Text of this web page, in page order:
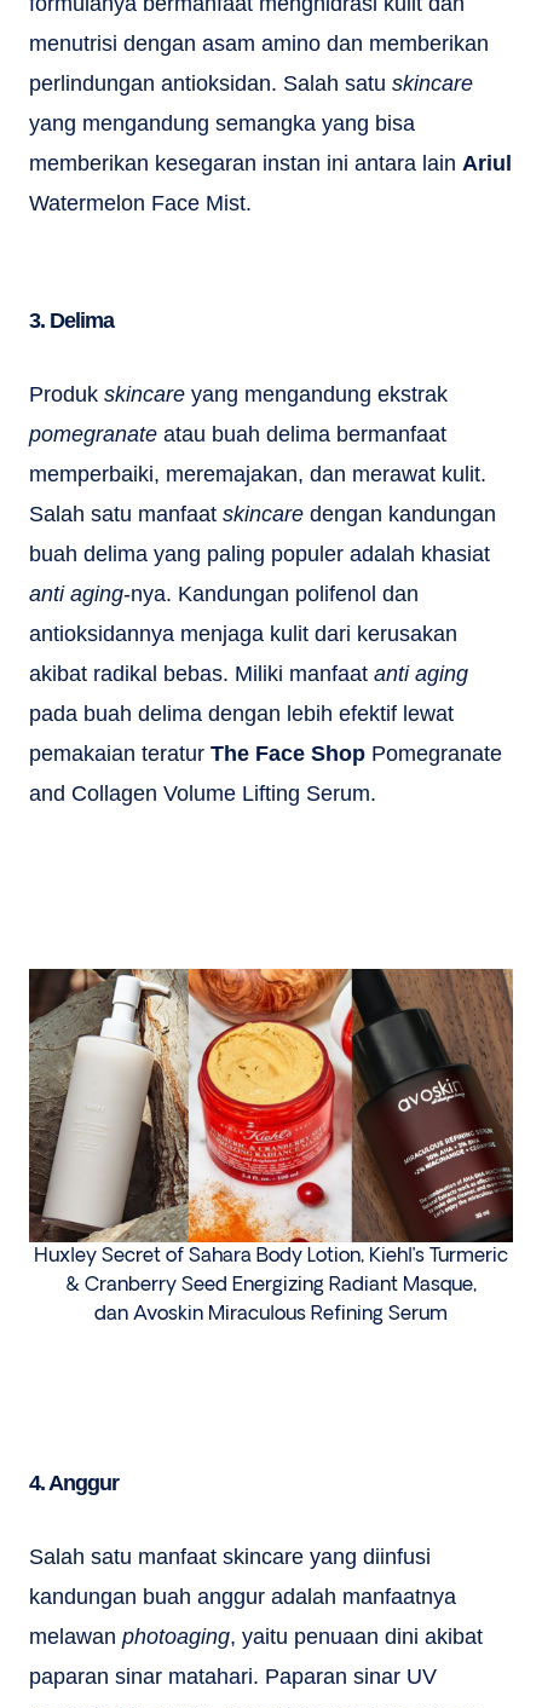
menutrisi dengan asam amino dan memberikan
perlindungan antioksidan. Salah satu skincare
yang mengandung semangka yang bisa
memberikan kesegaran instan ini antara lain Ariul
Watermelon Face Mist.
3. Delima
Produk skincare yang mengandung ekstrak
pomegranate atau buah delima bermanfaat
memperbaiki, meremajakan, dan merawat kulit.
Salah satu manfaat skincare dengan kandungan
buah delima yang paling populer adalah khasiat
anti aging-nya. Kandungan polifenol dan
antioksidannya menjaga kulit dari kerusakan
akibat radikal bebas. Miliki manfaat anti aging
pada buah delima dengan lebih efektif lewat
pemakaian teratur The Face Shop Pomegranate
and Collagen Volume Lifting Serum.
Huxley Secret of Sahara Body Lotion, Kiehl’s Turmeric
& Cranberry Seed Energizing Radiant Masque,
dan Avoskin Miraculous Refining Serum
4. Anggur
Salah satu manfaat skincare yang diinfusi
kandungan buah anggur adalah manfaatnya
melawan photoaging, yaitu penuaan dini akibat
paparan sinar matahari. Paparan sinar UV